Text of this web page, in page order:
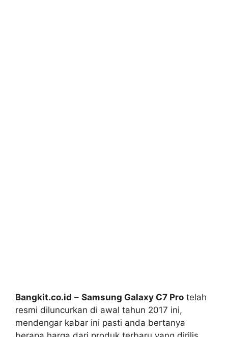
Bangkit.co.id – Samsung Galaxy C7 Pro telah
resmi diluncurkan di awal tahun 2017 ini,
mendengar kabar ini pasti anda bertanya